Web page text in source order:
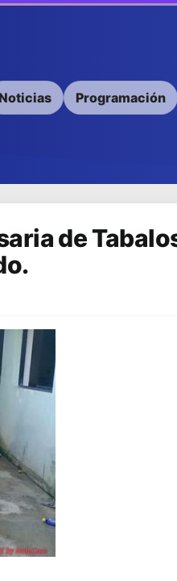
Noticias Programación
de